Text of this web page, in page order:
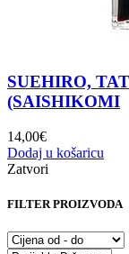
SUEHIRO,
(SAISHIKOMI
14,00€
Dodaj u košaricu
Zatvori
FILTER PROIZVODA